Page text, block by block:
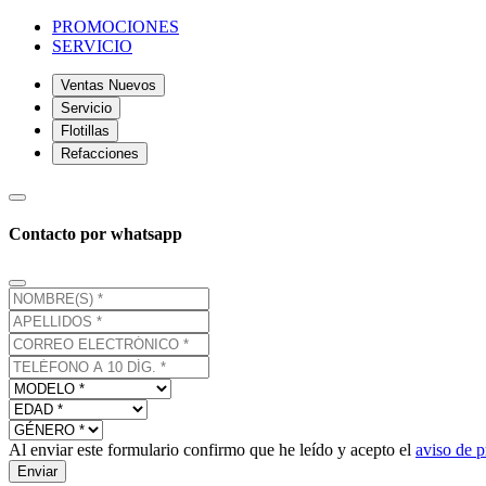
PROMOCIONES
SERVICIO
Ventas Nuevos
Servicio
Flotillas
Refacciones
Contacto por whatsapp
Al enviar este formulario confirmo que he leído y acepto el aviso de
Enviar